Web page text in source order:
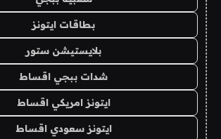
بطاقات ايتونز
بلايستيشن ستور
شدات ببجي اقساط
ايتونز امريكي اقساط
ايتونز سعودي اقساط